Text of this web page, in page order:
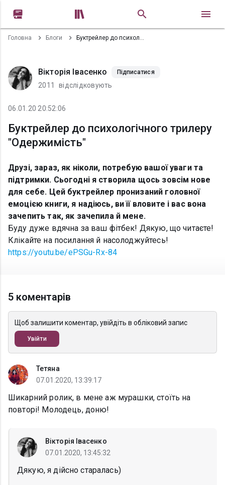
 
Головна Блоги Буктрейлер до психологічного трилеру "Одержимість"
Вікторія Івасенко Підписатися
2011 відслідковують
06.01.20 20:52:06
Буктрейлер до психологічного трилеру
"Одержимість"
Друзі, зараз, як ніколи, потребую вашої уваги та
підтримки. Сьогодні я створила щось зовсім нове
для себе. Цей буктрейлер пронизаний головної
емоцією книги, я надіюсь, ви її вловите і вас вона
зачепить так, як зачепила й мене.
Буду дуже вдячна за ваш фітбек! Дякую, що читаєте!
Клікайте на посилання й насолоджуйтесь!
https://youtu.be/ePSGu-Rx-84
5 коментарів
Щоб залишити коментар, увійдіть в обліковий запис
Увійти
Тетяна
07.01.2020, 13:39:17
Шикарний ролик, в мене аж мурашки, стоїть на
повторі! Молодець, доню!
Вікторія Івасенко
07.01.2020, 13:45:32
Дякую, я дійсно старалась)